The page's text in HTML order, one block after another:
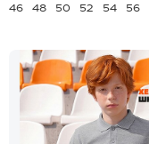
46
48 50 52 54 56